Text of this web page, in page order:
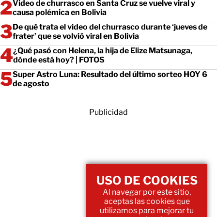
Video de churrasco en Santa Cruz se vuelve viral y
causa polémica en Bolivia
De qué trata el video del churrasco durante ‘jueves de
frater’ que se volvió viral en Bolivia
¿Qué pasó con Helena, la hija de Elize Matsunaga,
dónde está hoy? | FOTOS
Super Astro Luna: Resultado del último sorteo HOY 6
de agosto
Publicidad
USO DE COOKIES
Al navegar por este sitio,
aceptas las cookies que
utilizamos para mejorar tu